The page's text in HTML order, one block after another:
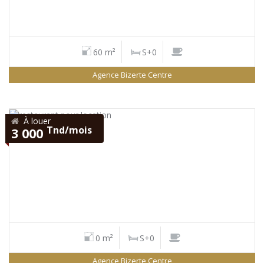
60 m² S+0
Agence Bizerte Centre
À louer
3 000 Tnd/mois
0 m² S+0
Agence Bizerte Centre